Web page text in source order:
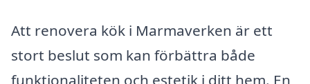
Att renovera kök i Marmaverken är ett
stort beslut som kan förbättra både
funktionaliteten och estetik i ditt hem. En